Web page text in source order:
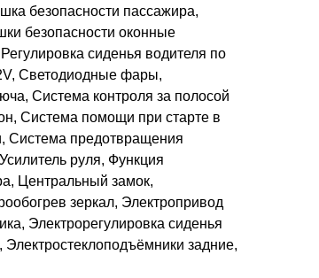
безопасности пассажира,
безопасности оконные
сиденья водителя по
Светодиодные фары,
Система контроля за полосой
Система помощи при старте в
Система предотвращения
руля, Функция
Центральный замок,
зеркал, Электропривод
Электрорегулировка сиденья
задние,